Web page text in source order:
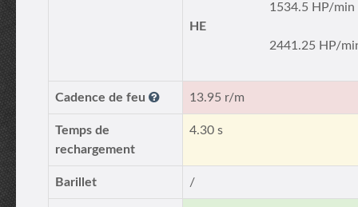
1534.5 HP/min
HE
2441.25 HP/
Cadence de feu 13.95 r/m
Temps de
rechargement
4.30 s
Barillet /